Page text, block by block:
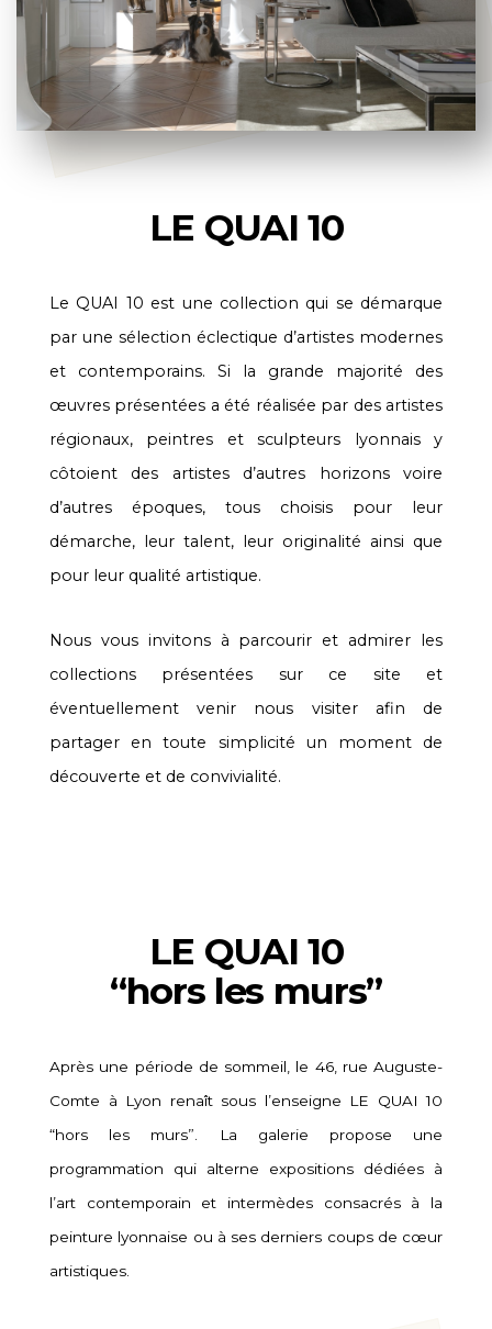
LE QUAI 10
Le QUAI 10 est une collection qui se démarque
par une sélection éclectique d’artistes modernes
et contemporains. Si la grande majorité des
œuvres présentées a été réalisée par des artistes
régionaux, peintres et sculpteurs lyonnais y
côtoient des artistes d’autres horizons voire
d’autres époques, tous choisis pour leur
démarche, leur talent, leur originalité ainsi que
pour leur qualité artistique.
Nous vous invitons à parcourir et admirer les
collections présentées sur ce site et
éventuellement venir nous visiter afin de
partager en toute simplicité un moment de
découverte et de convivialité.
LE QUAI 10
“hors les murs”
Après une période de sommeil, le 46, rue Auguste-
Comte à Lyon renaît sous l’enseigne LE QUAI 10
“hors les murs”. La galerie propose une
programmation qui alterne expositions dédiées à
l’art contemporain et intermèdes consacrés à la
peinture lyonnaise ou à ses derniers coups de cœur
artistiques.